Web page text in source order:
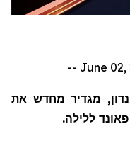
מגדיר מחדש את